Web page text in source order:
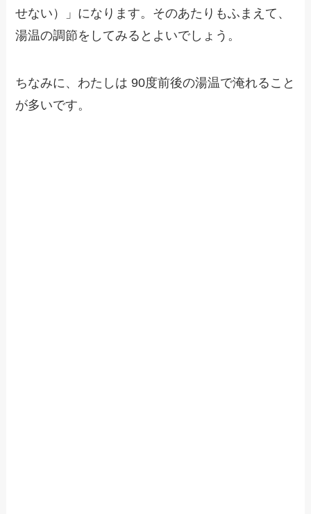
せない）」になります。そのあたりもふまえて、
湯温の調節をしてみるとよいでしょう。
ちなみに、わたしは 90度前後の湯温で淹れること
が多いです。